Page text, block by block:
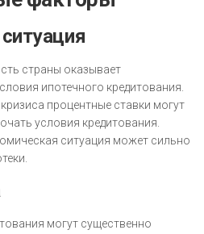
страны оказывает
ипотечного кредитования.
процентные ставки могут
условия кредитования.
ситуация может сильно
могут существенно